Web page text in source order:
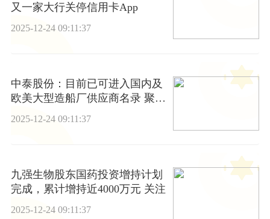
又一家大行关停信用卡App
2025-12-24 09:11:37
中泰股份：目前已可进入国内及
欧美大型造船厂供应商名录 聚看
2025-12-24 09:11:37
九强生物股东国药投资增持计划
完成，累计增持近4000万元 关注
2025-12-24 09:11:37